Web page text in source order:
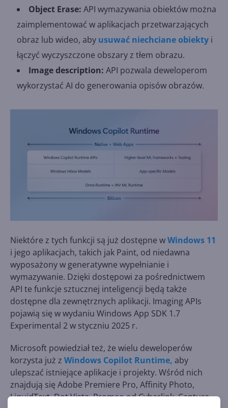
Object Erase: API wymazywania obiektów można
zaimplementować w aplikacjach przetwarzających
obraz lub wideo, aby usuwać niechciane obiekty i
łączyć wyczyszczone obszary z tłem obrazu.
Image description: API pozwala deweloperom
wykorzystać AI do generowania opisów obrazów.
Niektóre z tych funkcji są już dostępne wWindows 11
i jego aplikacjach, takich jak Paint, od niedawna
wyposażony w generatywne wypełnianie i
wymazywanie. Dzięki dostępowi za pośrednictwem
API te funkcje sztucznej inteligencji będą także
dostępne dla zewnętrznych aplikacji. Imaging APIs
pojawią się w wydaniu Windows App SDK 1.7
Experimental 2 w styczniu 2025 r.
Microsoft powiedział też, że wielu deweloperów
korzysta już z Windows Copilot Runtime, aby
ulepszać istniejące aplikacje i projekty. Wśród nich
znajdują się Adobe Premiere Pro, Affinity Photo,
LiquidText, Dot Vista, Promeo od Cyberlink, Capture